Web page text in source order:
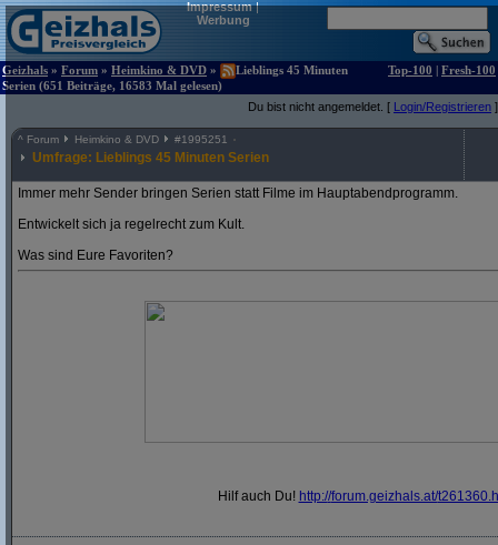
Impressum|
Werbung
Geizhals » Forum » Heimkino & DVD »
Lieblings 45 Minuten
Serien (651 Beiträge, 16583 Mal gelesen)
Top-100 | Fresh-100
Du bist nicht angemeldet. [ Login/Registrieren ]
^ Forum Heimkino & DVD #1995251
Umfrage: Lieblings 45 Minuten Serien
Immer mehr Sender bringen Serien statt Filme im Hauptabendprogramm.
Entwickelt sich ja regelrecht zum Kult.
Was sind Eure Favoriten?
Hilf auch Du! http://forum.geizhals.at/